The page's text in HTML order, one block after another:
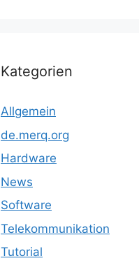
Kategorien
Allgemein
de.merq.org
Hardware
News
Software
Telekommunikation
Tutorial